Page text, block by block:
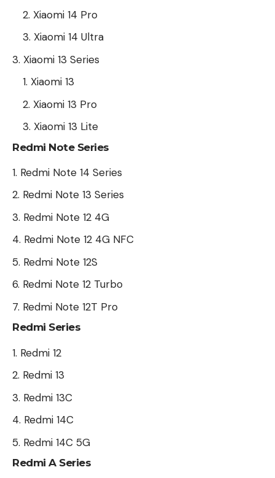
Xiaomi 14 Pro
Xiaomi 14 Ultra
Xiaomi 13 Series
Xiaomi 13
Xiaomi 13 Pro
Xiaomi 13 Lite
Redmi Note Series
Redmi Note 14 Series
Redmi Note 13 Series
Redmi Note 12 4G
Redmi Note 12 4G NFC
Redmi Note 12S
Redmi Note 12 Turbo
Redmi Note 12T Pro
Redmi Series
Redmi 12
Redmi 13
Redmi 13C
Redmi 14C
Redmi 14C 5G
Redmi A Series